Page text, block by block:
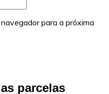
para a próxima
parcelas